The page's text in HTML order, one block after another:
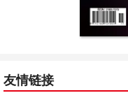
友情链接